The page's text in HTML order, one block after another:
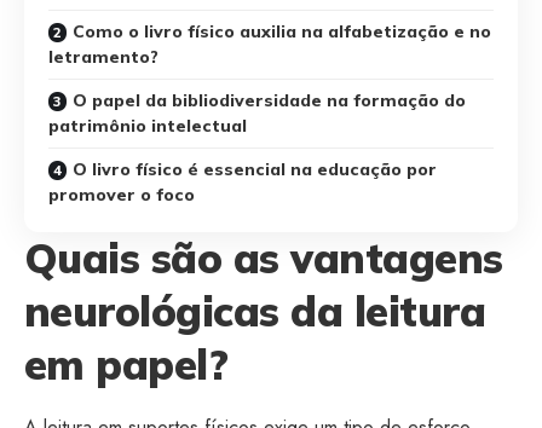
Como o livro físico auxilia na alfabetização e no
letramento?
O papel da bibliodiversidade na formação do
patrimônio intelectual
O livro físico é essencial na educação por
promover o foco
Quais são as vantagens
neurológicas da leitura
em papel?